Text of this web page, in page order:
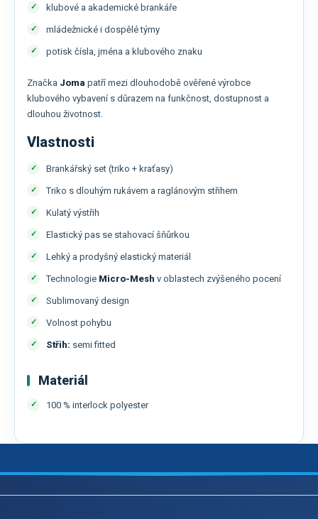
klubové a akademické brankáře
mládežnické i dospělé týmy
potisk čísla, jména a klubového znaku
Značka Joma patří mezi dlouhodobě ověřené výrobce
klubového vybavení s důrazem na funkčnost, dostupnost a
dlouhou životnost.
Vlastnosti
Brankářský set (triko + kraťasy)
Triko s dlouhým rukávem a raglánovým střihem
Kulatý výstřih
Elastický pas se stahovací šňůrkou
Lehký a prodyšný elastický materiál
Technologie Micro-Mesh v oblastech zvýšeného pocení
Sublimovaný design
Volnost pohybu
Střih: semi fitted
Materiál
100 % interlock polyester
Z